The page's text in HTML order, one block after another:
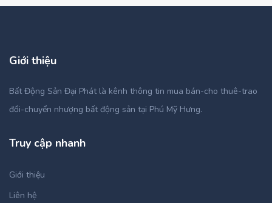
Giới thiệu
Bất Động Sản Đại Phát là kênh thông tin mua bán-cho thuê-trao
đổi-chuyển nhượng bất động sản tại Phú Mỹ Hưng.
Truy cập nhanh
Giới thiệu
Liên hệ